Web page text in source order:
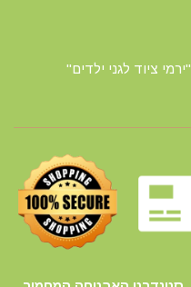
"ירמי ציוד לגני ילדים"